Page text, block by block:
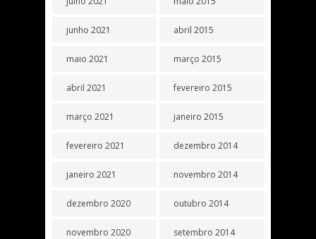
junho 2021
maio 2021
abril 2021
março 2021
fevereiro 2021
janeiro 2021
dezembro 2020
novembro 2020
abril 2015
março 2015
fevereiro 2015
janeiro 2015
dezembro 2014
novembro 2014
outubro 2014
setembro 2014